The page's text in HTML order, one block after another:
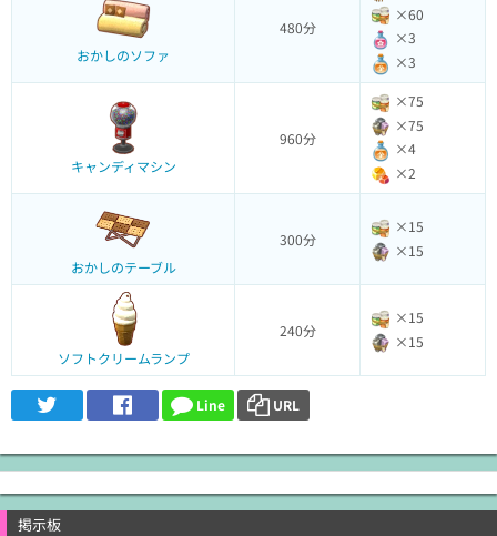
おかしのソファ
480分
×60
×3
×3
キャンディマシン
960分
×75
×75
×4
×2
おかしのテーブル
300分
×15
×15
ソフトクリームランプ
240分
×15
×15
Line URL
掲示板